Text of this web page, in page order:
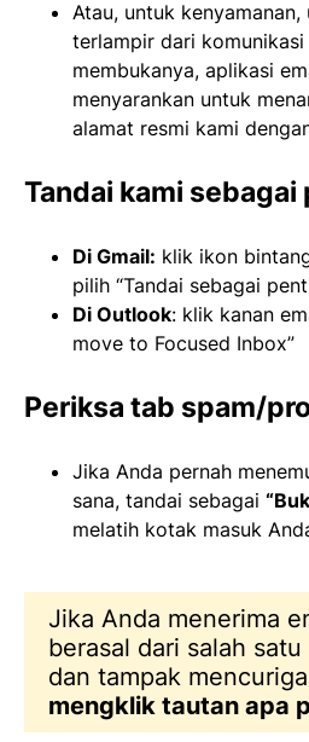
Atau, untuk
terlampir dari
membukanya, aplikasi
menyarankan untuk
alamat resmi kami
Tandai kami sebagai
Di Gmail: klik ikon
pilih “Tandai sebagai
Di Outlook: klik kanan
move to Focused Inbox”
Periksa tab spam/
Jika Anda pernah
sana, tandai sebagai
melatih kotak masuk
Jika Anda menerima
berasal dari salah
dan tampak
mengklik tautan apa